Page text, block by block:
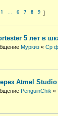
1 6 7 8 9
5 лет в
Муркиз « Ср
Atmel Studio
PenguinChik «